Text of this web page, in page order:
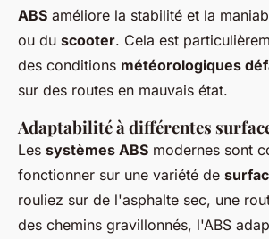
ABS améliore la stabilité et la
ou du scooter. Cela est
des conditions météorologiques
sur des routes en mauvais état.
Adaptabilité à différentes
Les systèmes ABS modernes sont
fonctionner sur une variété de
rouliez sur de l'asphalte sec, une
des chemins gravillonnés, l'ABS